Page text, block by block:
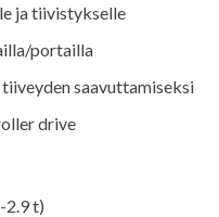
ja tiivistykselle
portailla
saavuttamiseksi
drive
2.9 t)